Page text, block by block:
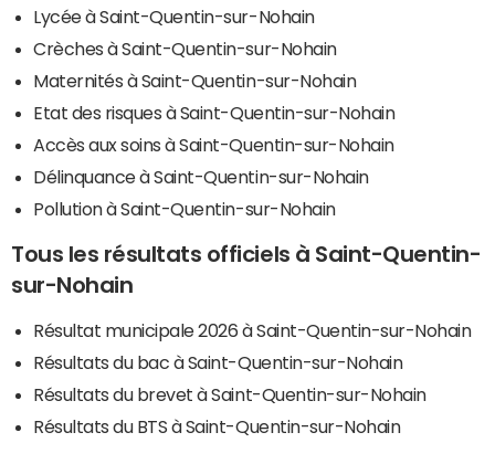
Lycée à Saint-Quentin-sur-Nohain
Crèches à Saint-Quentin-sur-Nohain
Maternités à Saint-Quentin-sur-Nohain
Etat des risques à Saint-Quentin-sur-Nohain
Accès aux soins à Saint-Quentin-sur-Nohain
Délinquance à Saint-Quentin-sur-Nohain
Pollution à Saint-Quentin-sur-Nohain
Tous les résultats officiels à Saint-Quentin-
sur-Nohain
Résultat municipale 2026 à Saint-Quentin-sur-Nohain
Résultats du bac à Saint-Quentin-sur-Nohain
Résultats du brevet à Saint-Quentin-sur-Nohain
Résultats du BTS à Saint-Quentin-sur-Nohain